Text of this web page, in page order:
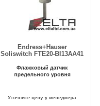
Endress+Hauser
Soliswitch FTE20-BI13AA41
Флажковый датчик
предельного уровня
Уточните цену у менеджера